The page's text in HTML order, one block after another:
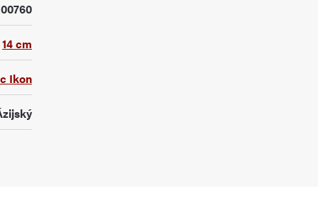
14 cm
Ikon